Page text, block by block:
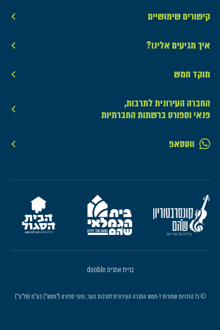
קישורים שימושיים
איך מגיעים אלינו?
מוקד חמש
החברה העירונית לתרבות,
פנאי וספורט ברשתות החברתיות
ווטסאפ
© כל הזכויות שמורות ל-חמש החברה העירונית לתרבות נוער, וחוגי ספורט ("חמש") בע"מ (חל"צ")
בניית אתרים dooble